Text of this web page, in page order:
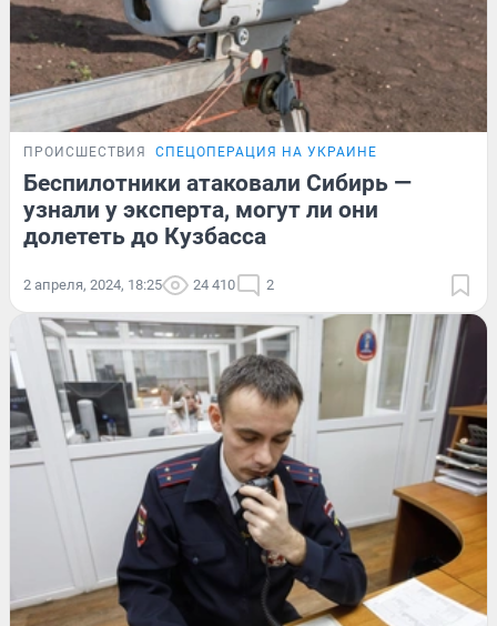
ПРОИСШЕСТВИЯ СПЕЦОПЕРАЦИЯ НА УКРАИНЕ
Беспилотники атаковали Сибирь —
узнали у эксперта, могут ли они
долететь до Кузбасса
2 апреля, 2024, 18:25 24 410 2